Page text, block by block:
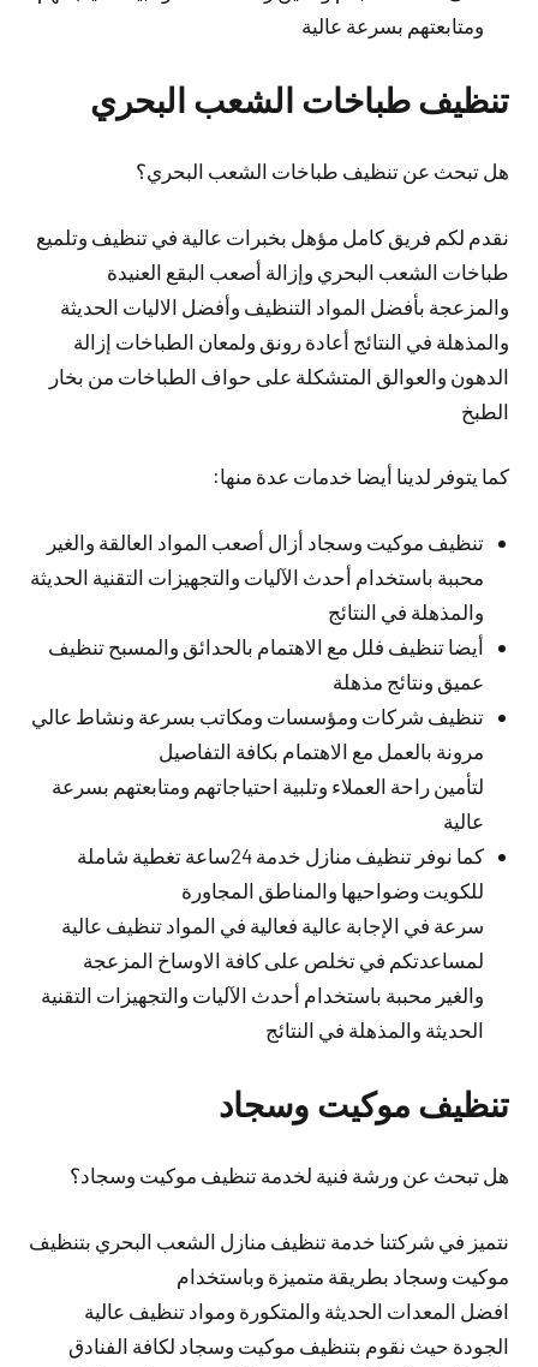
ومتابعتهم بسرعة عالية
تنظيف طباخات الشعب البحري
هل تبحث عن تنظيف طباخات الشعب البحري؟
نقدم لكم فريق كامل مؤهل بخبرات عالية في تنظيف وتلميع
طباخات الشعب البحري وإزالة أصعب البقع العنيدة
والمزعجة بأفضل المواد التنظيف وأفضل الاليات الحديثة
والمذهلة في النتائج أعادة رونق ولمعان الطباخات إزالة
الدهون والعوالق المتشكلة على حواف الطباخات من بخار
الطبخ
كما يتوفر لدينا أيضا خدمات عدة منها:
تنظيف موكيت وسجاد أزال أصعب المواد العالقة والغير
محببة باستخدام أحدث الآليات والتجهيزات التقنية الحديثة
والمذهلة في النتائج
أيضا تنظيف فلل مع الاهتمام بالحدائق والمسبح تنظيف
عميق ونتائج مذهلة
تنظيف شركات ومؤسسات ومكاتب بسرعة ونشاط عالي
مرونة بالعمل مع الاهتمام بكافة التفاصيل
لتأمين راحة العملاء وتلبية احتياجاتهم ومتابعتهم بسرعة
عالية
كما نوفر تنظيف منازل خدمة 24ساعة تغطية شاملة
للكويت وضواحيها والمناطق المجاورة
سرعة في الإجابة عالية فعالية في المواد تنظيف عالية
لمساعدتكم في تخلص على كافة الاوساخ المزعجة
والغير محببة باستخدام أحدث الآليات والتجهيزات التقنية
الحديثة والمذهلة في النتائج
تنظيف موكيت وسجاد
هل تبحث عن ورشة فنية لخدمة تنظيف موكيت وسجاد؟
نتميز في شركتنا خدمة تنظيف منازل الشعب البحري بتنظيف
موكيت وسجاد بطريقة متميزة وباستخدام
افضل المعدات الحديثة والمتكورة ومواد تنظيف عالية
الجودة حيث نقوم بتنظيف موكيت وسجاد لكافة الفنادق